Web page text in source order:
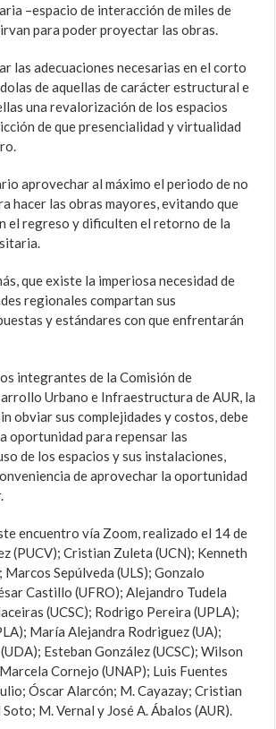
–espacio de interacción de miles de
para poder proyectar las obras.
las adecuaciones necesarias en el corto
de aquellas de carácter estructural e
una revalorización de los espacios
de que presencialidad y virtualidad
aprovechar al máximo el periodo de no
hacer las obras mayores, evitando que
el regreso y dificulten el retorno de la
que existe la imperiosa necesidad de
regionales compartan sus
y estándares con que enfrentarán
integrantes de la Comisión de
Urbano e Infraestructura de AUR, la
obviar sus complejidades y costos, debe
oportunidad para repensar las
de los espacios y sus instalaciones,
de aprovechar la oportunidad
encuentro vía Zoom, realizado el 14 de
(PUCV); Cristian Zuleta (UCN); Kenneth
Marcos Sepúlveda (ULS); Gonzalo
Castillo (UFRO); Alejandro Tudela
(UCSC); Rodrigo Pereira (UPLA);
María Alejandra Rodriguez (UA);
Esteban González (UCSC); Wilson
Cornejo (UNAP); Luis Fuentes
Óscar Alarcón; M. Cayazay; Cristian
M. Vernal y José A. Ábalos (AUR).